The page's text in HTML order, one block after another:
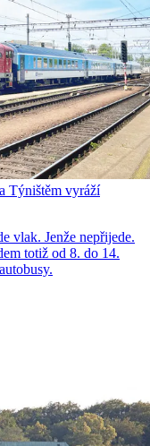
Týništěm vyráží
vlak. Jenže nepřijede.
totiž od 8. do 14.